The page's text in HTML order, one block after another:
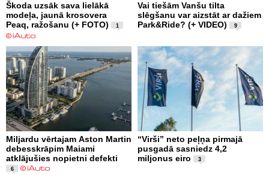
Škoda uzsāk sava lielākā
modeļa, jaunā krosovera
Peaq, ražošanu (+ FOTO)
1
Vai tiešām Vanšu tilta
slēgšanu var aizstāt ar dažiem
Park&Ride? (+ VIDEO)
9
Miljardu vērtajam Aston Martin
debesskrāpim Maiami
atklājušies nopietni defekti
6
“Virši” neto peļņa pirmajā
pusgadā sasniedz 4,2
miljonus eiro
3